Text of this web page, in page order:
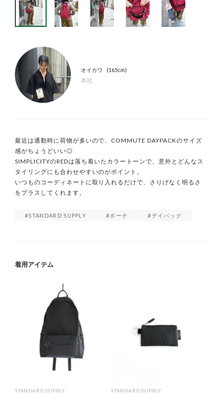
オイカワ
本社
165cm
最近は通勤時に荷物が多いので、COMMUTE DAYPACKのサイズ
感がちょうどいい◎
SIMPLICITYのREDは落ち着いたカラートーンで、意外とどんなス
タイリングにも合わせやすいのがポイント。
いつものコーディネートに取り入れるだけで、さりげなく明るさ
をプラスしてくれます。
STANDARD SUPPLY ポーチ デイパック
着用アイテム
STANDARD SUPPLY STANDARD SUPPLY